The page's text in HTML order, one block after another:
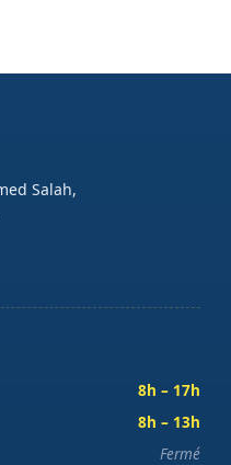
Salah,
8h – 17h
8h – 13h
Fermé